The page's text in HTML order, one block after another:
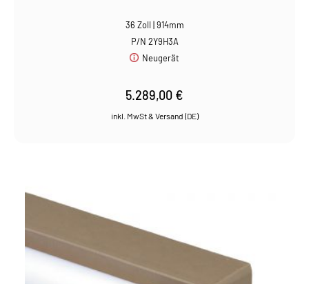
36 Zoll | 914mm
P/N 2Y9H3A
Neugerät
5.289,00 €